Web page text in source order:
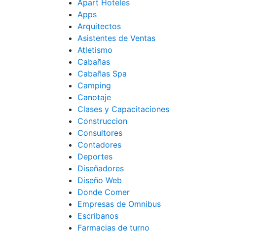
Apart Hoteles
Apps
Arquitectos
Asistentes de Ventas
Atletismo
Cabañas
Cabañas Spa
Camping
Canotaje
Clases y Capacitaciones
Construccion
Consultores
Contadores
Deportes
Diseñadores
Diseño Web
Donde Comer
Empresas de Omnibus
Escribanos
Farmacias de turno